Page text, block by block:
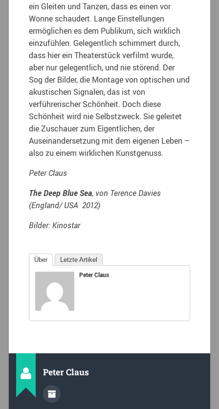
ein Gleiten und Tanzen, dass es einen vor
Wonne schaudert. Lange Einstellungen
ermöglichen es dem Publikum, sich wirklich
einzufühlen. Gelegentlich schimmert durch,
dass hier ein Theaterstück verfilmt wurde,
aber nur gelegentlich, und nie störend. Der
Sog der Bilder, die Montage von optischen und
akustischen Signalen, das ist von
verführerischer Schönheit. Doch diese
Schönheit wird nie Selbstzweck. Sie geleitet
die Zuschauer zum Eigentlichen, der
Auseinandersetzung mit dem eigenen Leben –
also zu einem wirklichen Kunstgenuss.
Peter Claus
The Deep Blue Sea, von Terence Davies
(England/ USA 2012)
Bilder: Kinostar
Über Letzte Artikel
Peter Claus
Peter Claus